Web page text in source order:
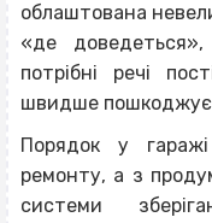
облаштована
«де
потрібні речі
швидше
Порядок у
ремонту, а з
системи